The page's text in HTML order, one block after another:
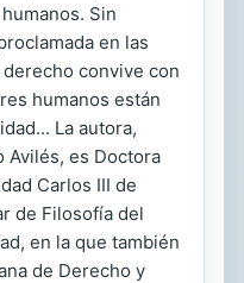
Sin
en las
convive con
humanos están
La autora,
Avilés, es Doctora
Carlos III de
de Filosofía del
en la que también
de Derecho y